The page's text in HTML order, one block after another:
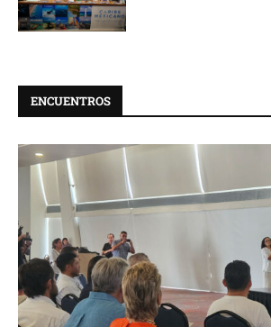
ENCUENTROS